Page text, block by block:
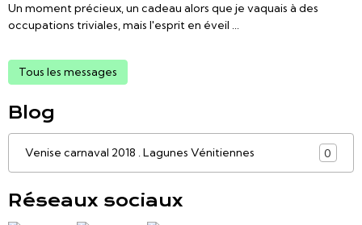
Un moment précieux, un cadeau alors que je vaquais à des
occupations triviales, mais l'esprit en éveil ...
Tous les messages
Blog
Venise carnaval 2018 . Lagunes Vénitiennes 0
Réseaux sociaux